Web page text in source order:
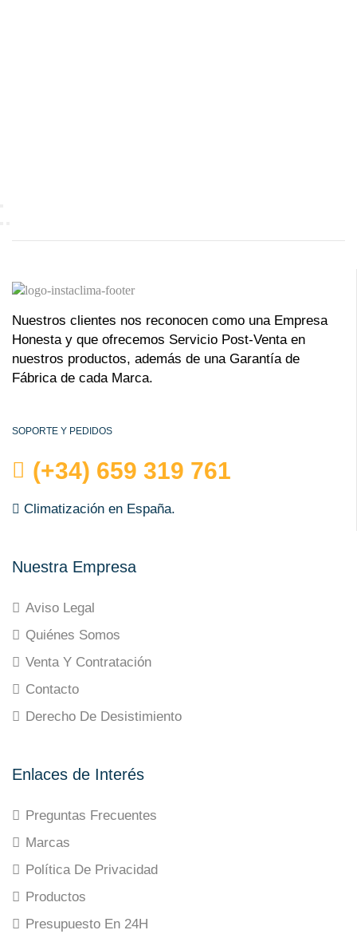
Nuestros clientes nos reconocen como una Empresa
Honesta y que ofrecemos Servicio Post-Venta en
nuestros productos, además de una Garantía de
Fábrica de cada Marca.
SOPORTE Y PEDIDOS
(+34) 659 319 761
Climatización en España.
Nuestra Empresa
Aviso Legal
Quiénes Somos
Venta Y Contratación
Contacto
Derecho De Desistimiento
Enlaces de Interés
Preguntas Frecuentes
Marcas
Política De Privacidad
Productos
Presupuesto En 24H